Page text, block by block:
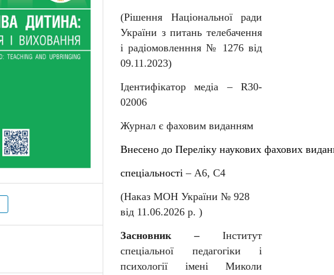
(Рішення Національної ради
України з питань телебачення
і радіомовленння № 1276 від
09.11.2023)
Ідентифікатор медіа – R30-
02006
Журнал є фаховим виданням
Внесено до Перелiку наукових фахових
спеціальності–А6, С4
(Наказ МОН України № 928
від 11.06.2026 р. )
Засновник – Інститут
спеціальної педагогіки і
психології імені Миколи